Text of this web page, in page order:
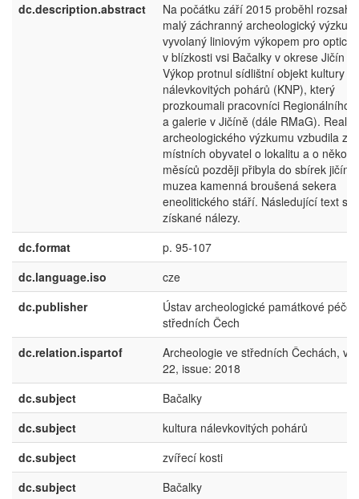
dc.description.abstract
Na počátku září 2015 proběhl
malý záchranný archeologický
vyvolaný liniovým výkopem pro
v blízkosti vsi Bačalky v okrese Jičín
Výkop protnul sídlištní objekt kultury
nálevkovitých pohárů (KNP), který
prozkoumali pracovníci Regionálního
a galerie v Jičíně (dále RMaG).
archeologického výzkumu vzbudila
místních obyvatel o lokalitu a o několik
měsíců později přibyla do sbírek
muzea kamenná broušená sekera
eneolitického stáří. Následující text
získané nálezy.
dc.format
p. 95-107
dc.language.iso
cze
dc.publisher
Ústav archeologické památkové péče
středních Čech
dc.relation.ispartof
Archeologie ve středních Čechách,
22, issue: 2018
dc.subject
Bačalky
dc.subject
kultura nálevkovitých pohárů
dc.subject
zvířecí kosti
dc.subject
Bačalky